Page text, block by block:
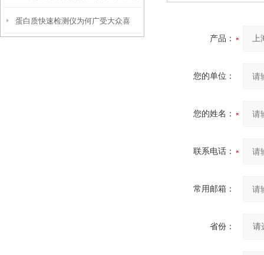
些方面找原因
蛋白质快速检测仪为何广受大众喜
产品：
您的单位：
您的姓名：
联系电话：
常用邮箱：
省份：